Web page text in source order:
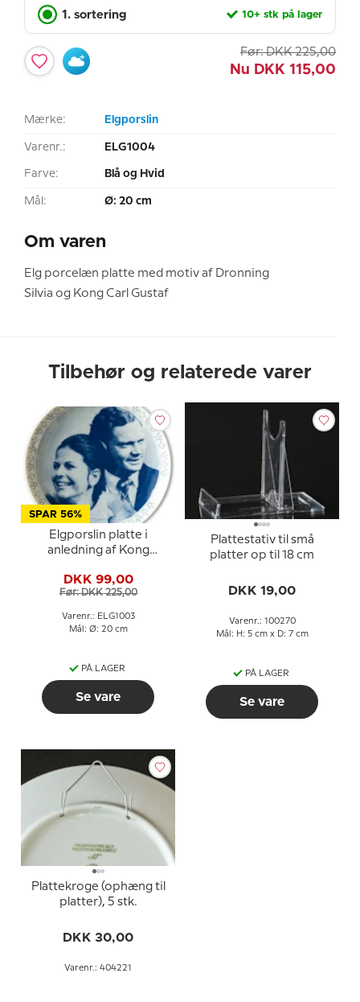
1. sortering 10+ stk på lager
Før: DKK 225,00
Nu DKK 115,00
Mærke: Elgporslin
Varenr.: ELG1004
Farve: Blå og Hvid
Mål: Ø: 20 cm
Om varen
Elg porcelæn platte med motiv af Dronning
Silvia og Kong Carl Gustaf
Tilbehør og relaterede varer
SPAR 56%
Elgporslin platte i
anledning af Kong
forlovelse
DKK 99,00
Før: DKK 225,00
Varenr.: ELG1003
Mål: Ø: 20 cm
PÅ LAGER
Se vare
Plattestativ til små
platter op til 18 cm
DKK 19,00
Varenr.: 100270
Mål: H: 5 cm x D: 7 cm
PÅ LAGER
Se vare
Plattekroge (ophæng til
platter), 5 stk.
DKK 30,00
Varenr.: 404221